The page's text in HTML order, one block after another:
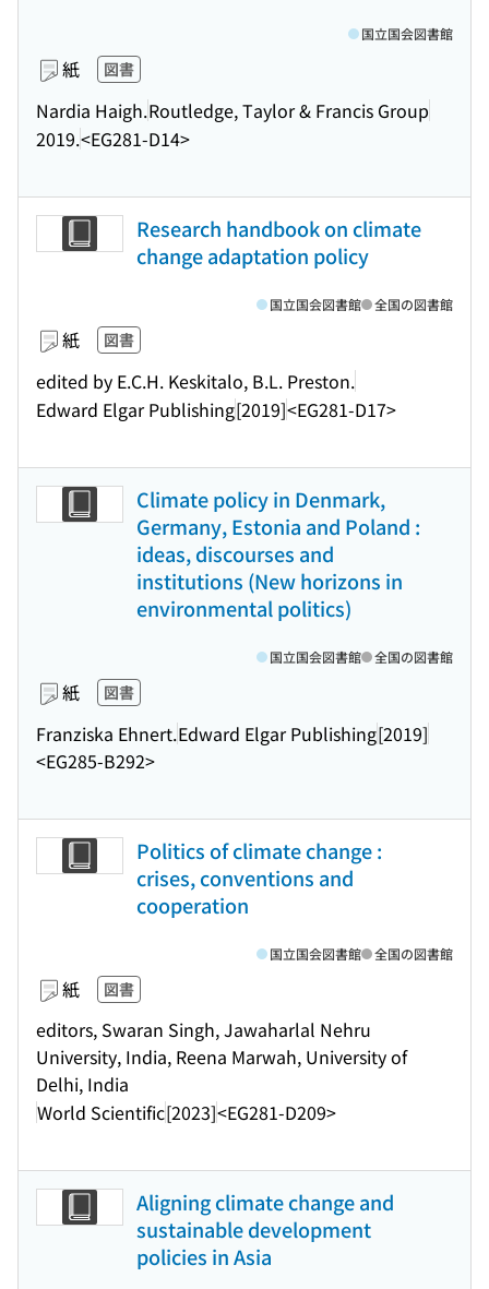
紙 図書
Nardia Haigh.Routledge, Taylor & Francis Group
2019.<EG281-D14>
国立国会図書館
Research handbook on climate
change adaptation policy
紙 図書
edited by E.C.H. Keskitalo, B.L. Preston.
Edward Elgar Publishing[2019]<EG281-D17>
国立国会図書館 全国の図書館
Climate policy in Denmark,
Germany, Estonia and Poland :
ideas, discourses and
institutions (New horizons in
environmental politics)
紙 図書
Franziska Ehnert.Edward Elgar Publishing[2019]
<EG285-B292>
国立国会図書館 全国の図書館
Politics of climate change :
crises, conventions and
cooperation
紙 図書
editors, Swaran Singh, Jawaharlal Nehru
University, India, Reena Marwah, University of
Delhi, India
World Scientific[2023]<EG281-D209>
国立国会図書館 全国の図書館
Aligning climate change and
sustainable development
policies in Asia